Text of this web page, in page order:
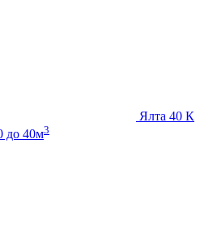
Ялта 40 К
до 40м3